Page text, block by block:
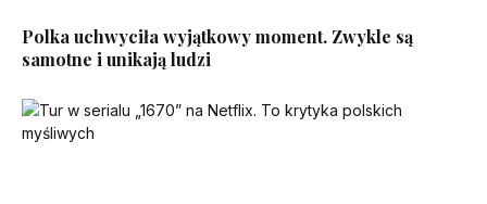
Polka uchwyciła wyjątkowy moment. Zwykle są
samotne i unikają ludzi